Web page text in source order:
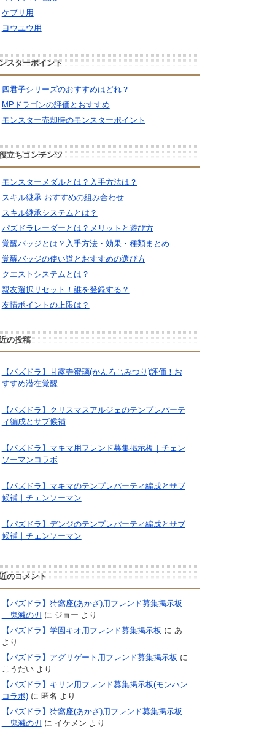
ケプリ用
ヨウユウ用
スターポイント
四君子シリーズのおすすめはどれ？
MPドラゴンの評価とおすすめ
モンスター売却時のモンスターポイント
立ちコンテンツ
モンスターメダルとは？入手方法は？
スキル継承 おすすめの組み合わせ
スキル継承システムとは？
パズドラレーダーとは？メリットと遊び方
覚醒バッジとは？入手方法・効果・種類まとめ
覚醒バッジの使い道とおすすめの選び方
クエストシステムとは？
親友選択リセット！誰を登録する？
友情ポイントの上限は？
の投稿
【パズドラ】甘露寺蜜璃(かんろじみつり)評価！お
すすめ潜在覚醒
【パズドラ】クリスマスアルジェのテンプレパーテ
ィ編成とサブ候補
【パズドラ】マキマ用フレンド募集掲示板｜チェン
ソーマンコラボ
【パズドラ】マキマのテンプレパーティ編成とサブ
候補｜チェンソーマン
【パズドラ】デンジのテンプレパーティ編成とサブ
候補｜チェンソーマン
のコメント
【パズドラ】猗窩座(あかざ)用フレンド募集掲示板
｜鬼滅の刃 に ジョー より
【パズドラ】学園キオ用フレンド募集掲示板 に あ
より
【パズドラ】アグリゲート用フレンド募集掲示板 に
こうだいより
【パズドラ】キリン用フレンド募集掲示板(モンハン
コラボ)に 匿名 より
【パズドラ】猗窩座(あかざ)用フレンド募集掲示板
｜鬼滅の刃 に イケメン より